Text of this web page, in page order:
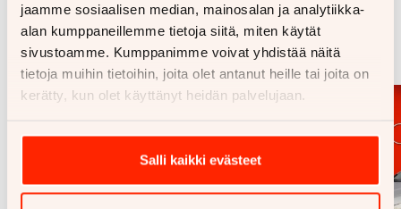
jaamme sosiaalisen median, mainosalan ja analytiikka-
alan kumppaneillemme tietoja siitä, miten käytät
sivustoamme. Kumppanimme voivat yhdistää näitä
tietoja muihin tietoihin, joita olet antanut heille tai joita on
kerätty, kun olet käyttänyt heidän palvelujaan.
Salli kaikki evästeet
Samankaltaisia ajoneuvoja
Katso kaikki